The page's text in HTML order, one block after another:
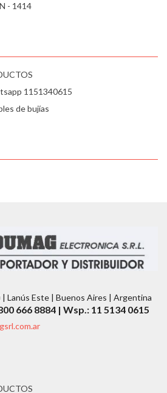
- 1414
1151340615
de bujías
| Lanús Este | Buenos Aires | Argentina
666 8884 | Wsp.: 11 5134 0615